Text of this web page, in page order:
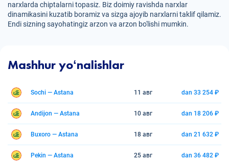
narxlarda chiptalarni topasiz. Biz doimiy ravishda narxlar
dinamikasini kuzatib boramiz va sizga ajoyib narxlarni taklif qilamiz.
Endi sizning sayohatingiz arzon va arzon bo'lishi mumkin.
Mashhur yoʻnalishlar
Sochi — Astana 11 авг dan 33 254 ₽
Andijon — Astana 10 авг dan 18 206 ₽
Buxoro — Astana 18 авг dan 21 632 ₽
Pekin — Astana 25 авг dan 36 482 ₽